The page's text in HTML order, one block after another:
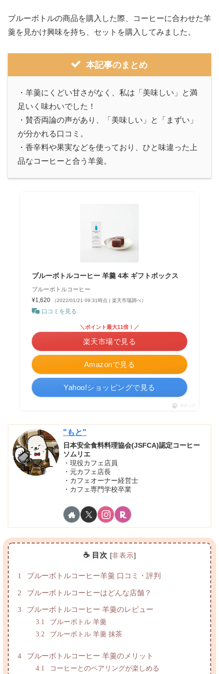
ブルーボトルの商品を購入した際、コーヒーに合わせた羊
羹を見かけ興味を持ち、セットを購入してみました。
本記事のまとめ
・羊羹にくどい甘さがなく、私は「美味しい」と満
足いく味わいでした！
・賛否両論の声があり、「美味しい」と「まずい」
が分かれる口コミ。
・香辛料や果実などを使っており、ひと味違った上
品なコーヒーと合う羊羹。
ブルーボトルコーヒー 羊羹 4本 ギフトボックス
ブルーボトルコーヒー
¥1,620
（2022/01/21 09:31時点 | 楽天市場調べ）
口コミを見る
Amazonで見る
＼ポイント最大11倍！／
楽天市場で見る
Yahoo!ショッピングで見る
ポチップ
"もと"
日本安全食料料理協会(JSFCA)認定コーヒー
ソムリエ
・現役カフェ店員
・元カフェ店長
・カフェオーナー経営士
・カフェ専門学校卒業
☕ 目次 [非表示]
1 ブルーボトルコーヒー羊羹 口コミ・評判
2 ブルーボトルコーヒーはどんな店舗？
3 ブルーボトルコーヒー 羊羹のレビュー
3.1
ブルーボトル 羊羹
3.2
ブルーボトル 羊羹 抹茶
4 ブルーボトルコーヒー 羊羹のメリット
4.1
コーヒーとのペアリングが楽しめる